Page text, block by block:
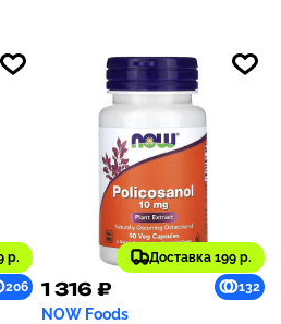
р.
206
Доставка 199 р.
1 316 ₽ 132
NOW Foods